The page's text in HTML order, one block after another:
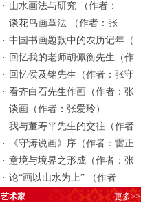
· 山水画法与研究 （作者：
· 谈花鸟画章法 （作者：张
· 中国书画题款中的农历记年（
· 回忆我的老师胡佩衡先生（作
· 回忆侯及铭先生（作者：张守
· 看齐白石先生作画（作者：张
· 谈画（作者：张爱玲）
· 我与董寿平先生的交往（作者
·
《守涛说画》序（作者：雷正
· 意境与境界之形成（作者：张
· 论“画以山水为上” （作者
艺术家 更多>>